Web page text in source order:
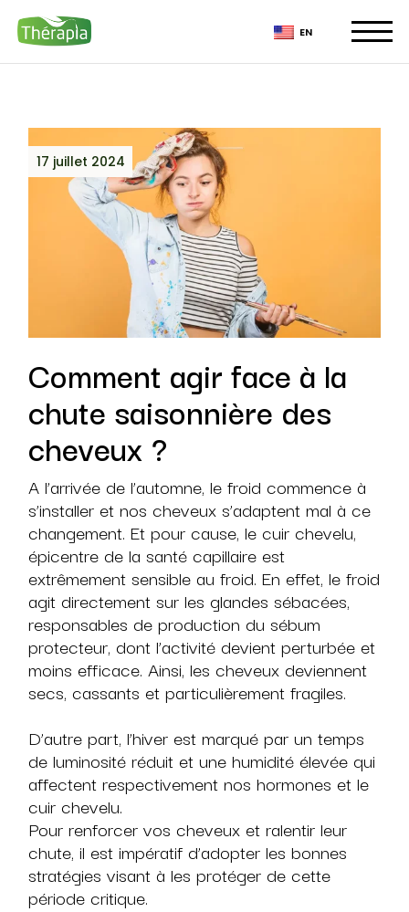
EN
17 juillet 2024
Comment agir face à la
chute saisonnière des
cheveux ?
A l’arrivée de l’automne, le froid commence à
s’installer et nos cheveux s’adaptent mal à ce
changement. Et pour cause, le cuir chevelu,
épicentre de la santé capillaire est
extrêmement sensible au froid. En effet, le froid
agit directement sur les glandes sébacées,
responsables de production du sébum
protecteur, dont l’activité devient perturbée et
moins efficace. Ainsi, les cheveux deviennent
secs, cassants et particulièrement fragiles.
D’autre part, l’hiver est marqué par un temps
de luminosité réduit et une humidité élevée qui
affectent respectivement nos hormones et le
cuir chevelu.
Pour renforcer vos cheveux et ralentir leur
chute, il est impératif d’adopter les bonnes
stratégies visant à les protéger de cette
période critique.